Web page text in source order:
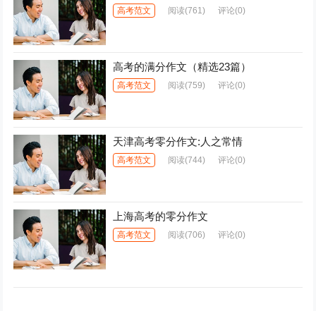
高考范文 阅读(761) 评论(0)
高考的满分作文（精选23篇）
高考范文 阅读(759) 评论(0)
天津高考零分作文:人之常情
高考范文 阅读(744) 评论(0)
上海高考的零分作文
高考范文 阅读(706) 评论(0)